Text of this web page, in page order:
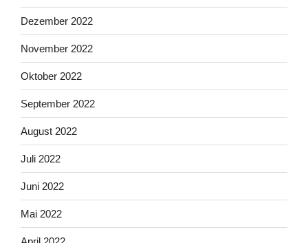
Dezember 2022
November 2022
Oktober 2022
September 2022
August 2022
Juli 2022
Juni 2022
Mai 2022